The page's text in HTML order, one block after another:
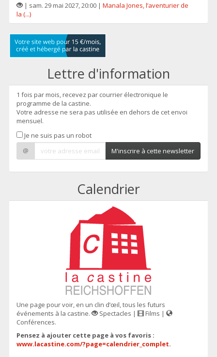
| sam. 29 mai 2027, 20:00 | Manala Jones, l’aventurier de
la (...)
Lettre d'information
1 fois par mois, recevez par courrier électronique le
programme de la castine.
Votre adresse ne sera pas utilisée en dehors de cet envoi
mensuel.
Je ne suis pas un robot
@
M'inscrire à cette newsletter
Calendrier
Une page pour voir, en un clin d’œil, tous les futurs
événements à la castine.
Spectacles |
Films |
Conférences.
Pensez à ajouter cette page à vos favoris :
www.lacastine.com/?page=calendrier_complet.